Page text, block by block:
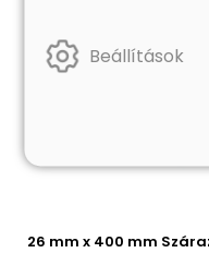
26 mm x 400 mm
Beállítások